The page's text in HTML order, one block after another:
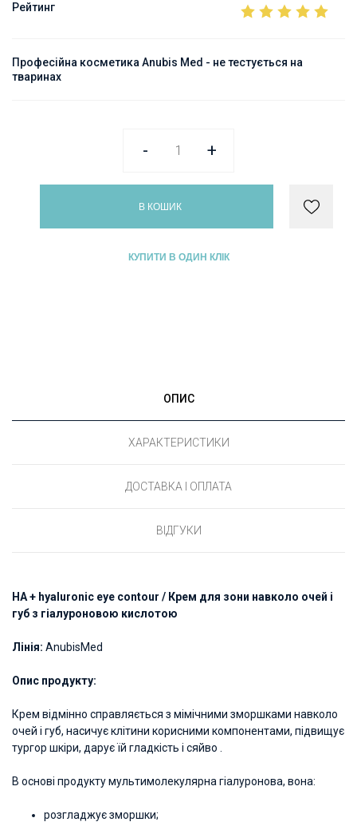
Рейтинг
Професійна косметика Anubis Med - не тестується на
тваринах
- +
В КОШИК
КУПИТИ В ОДИН КЛІК
ОПИС
ХАРАКТЕРИСТИКИ
ДОСТАВКА І ОПЛАТА
ВІДГУКИ
НА + hyaluronic eye contour / Крем для зони навколо очей і
губ з гіалуроновою кислотою
Лінія: AnubisMed
Опис продукту:
Крем відмінно справляється з мімічними зморшками навколо
очей і губ, насичує клітини корисними компонентами, підвищує
тургор шкіри, дарує їй гладкість і сяйво .
В основі продукту мультимолекулярна гіалуронова, вона:
розгладжує зморшки;